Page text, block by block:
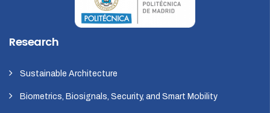
Research
Sustainable Architecture
Biometrics, Biosignals, Security, and Smart Mobility